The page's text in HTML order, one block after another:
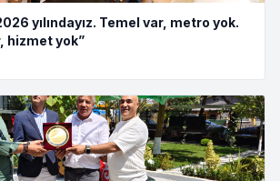
yılındayız. Temel var, metro yok.
hizmet yok”